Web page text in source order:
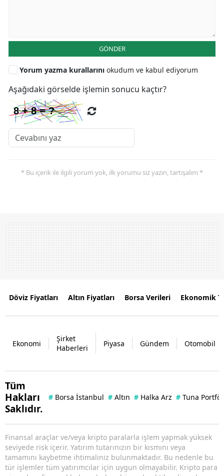
GÖNDER
Yorum yazma kurallarını okudum ve kabul ediyorum
Aşağıdaki görselde işlemin sonucu kaçtır?
* Bu içerik ile ilgili yorum yok, ilk yorumu siz yazın, tartışalım *
Döviz Fiyatları Altın Fiyatları Borsa Verileri Ekonomik
Ekonomi
Şirket
Haberleri
Piyasa Gündem Otomobil
Tüm
Hakları
Saklıdır.
# Borsa İstanbul # Altın # Halka Arz # Tuna
Finansal araçlar ve/veya kripto paralarla işlem yapmak yüksek
seviyede risk içerir. Yatırım tutarınızın bir kısmını veya
tamamını kaybetme ihtimaliniz bulunmaktadır. Bu nedenle bu
tür işlemler tüm yatırımcılar için uygun olmayabilir. Kripto para